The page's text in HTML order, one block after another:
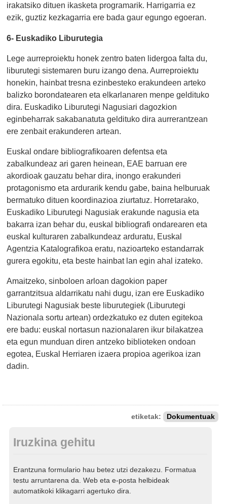
irakatsiko dituen ikasketa programarik. Harrigarria ez
ezik, guztiz kezkagarria ere bada gaur egungo egoeran.
6- Euskadiko Liburutegia
Lege aurreproiektu honek zentro baten lidergoa falta du,
liburutegi sistemaren buru izango dena. Aurreproiektu
honekin, hainbat tresna ezinbesteko erakundeen arteko
balizko borondatearen eta elkarlanaren menpe geldituko
dira. Euskadiko Liburutegi Nagusiari dagozkion
eginbeharrak sakabanatuta geldituko dira aurrerantzean
ere zenbait erakunderen artean.
Euskal ondare bibliografikoaren defentsa eta
zabalkundeaz ari garen heinean, EAE barruan ere
akordioak gauzatu behar dira, inongo erakunderi
protagonismo eta ardurarik kendu gabe, baina helburuak
bermatuko dituen koordinazioa ziurtatuz. Horretarako,
Euskadiko Liburutegi Nagusiak erakunde nagusia eta
bakarra izan behar du, euskal bibliografi ondarearen eta
euskal kulturaren zabalkundeaz arduratu, Euskal
Agentzia Katalografikoa eratu, nazioarteko estandarrak
gurera egokitu, eta beste hainbat lan egin ahal izateko.
Amaitzeko, sinboloen arloan dagokion paper
garrantzitsua aldarrikatu nahi dugu, izan ere Euskadiko
Liburutegi Nagusiak beste liburutegiek (Liburutegi
Nazionala sortu artean) ordezkatuko ez duten egitekoa
ere badu: euskal nortasun nazionalaren ikur bilakatzea
eta egun munduan diren antzeko biblioteken ondoan
egotea, Euskal Herriaren izaera propioa agerikoa izan
dadin.
etiketak: Dokumentuak
Iruzkina gehitu
Erantzuna formulario hau betez utzi dezakezu. Formatua
testu arruntarena da. Web eta e-posta helbideak
automatikoki klikagarri agertuko dira.